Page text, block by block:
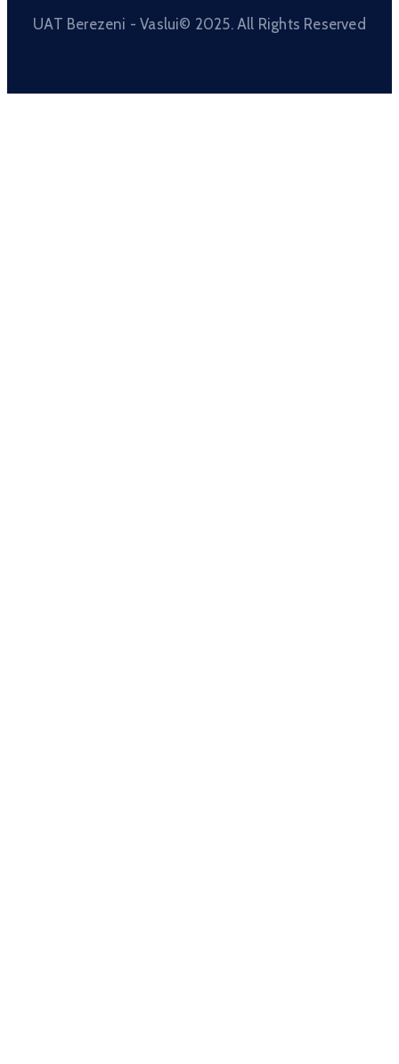
UAT Berezeni - Vaslui© 2025. All Rights Reserved